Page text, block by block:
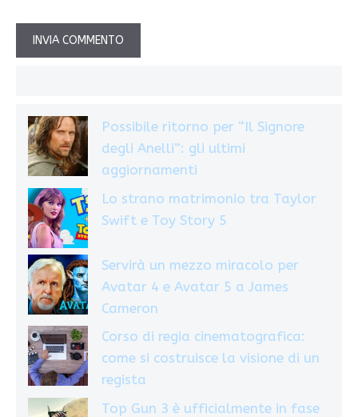
Possibile ritorno per “Il Signore
degli Anelli”: gli ultimi
aggiornamenti
Lo strano matrimonio tra Taylor
Swift e Toy Story 5
Servirà un mezzo miracolo per
Avatar 4 e Avatar 5 a James
Cameron
Corso di regia cinematografica:
come si costruisce la visione di un
regista
Top Gun 3 è ufficialmente in fase